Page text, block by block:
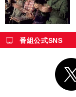
番組公式SNS